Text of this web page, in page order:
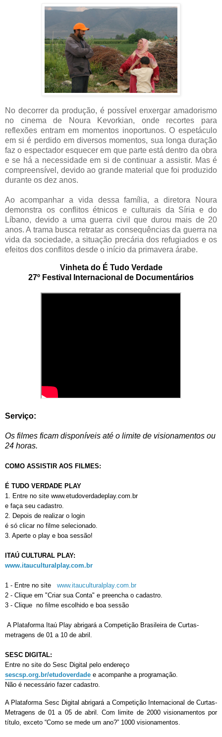
No decorrer da produção, é possível enxergar amadorismo
no cinema de Noura Kevorkian, onde recortes para
reflexões entram em momentos inoportunos. O espetáculo
em si é perdido em diversos momentos, sua longa duração
faz o espectador esquecer em que parte está dentro da obra
e se há a necessidade em si de continuar a assistir. Mas é
compreensível, devido ao grande material que foi produzido
durante os dez anos.
Ao acompanhar a vida dessa família, a diretora Noura
demonstra os conflitos étnicos e culturais da Síria e do
Líbano, devido a uma guerra civil que durou mais de 20
anos. A trama busca retratar as consequências da guerra na
vida da sociedade, a situação precária dos refugiados e os
efeitos dos conflitos desde o início da primavera árabe.
Vinheta do É Tudo Verdade
27º Festival Internacional de Documentários
Serviço:
Os filmes ficam disponíveis até o limite de visionamentos ou
24 horas.
COMO ASSISTIR AOS FILMES:
É TUDO VERDADE PLAY
1. Entre no site www.etudoverdadeplay.com.br
e faça seu cadastro.
2. Depois de realizar o login
é só clicar no filme selecionado.
3. Aperte o play e boa sessão!
ITAÚ CULTURAL PLAY:
www.itauculturalplay.com.br
1 - Entre no site www.itauculturalplay.com.br
2 - Clique em "Criar sua Conta" e preencha o cadastro.
3 - Clique no filme escolhido e boa sessão
A Plataforma Itaú Play abrigará a Competição Brasileira de Curtas-
metragens de 01 a 10 de abril.
SESC DIGITAL:
Entre no site do Sesc Digital pelo endereço
sescsp.org.br/etudoverdade e acompanhe a programação.
Não é necessário fazer cadastro.
A Plataforma Sesc Digital abrigará a Competição Internacional de Curtas-
Metragens de 01 a 05 de abril. Com limite de 2000 visionamentos por
título, exceto “Como se mede um ano?” 1000 visionamentos.